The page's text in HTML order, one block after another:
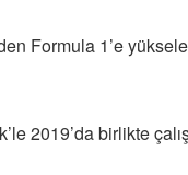
Formula 1’e
2019’da birlikte